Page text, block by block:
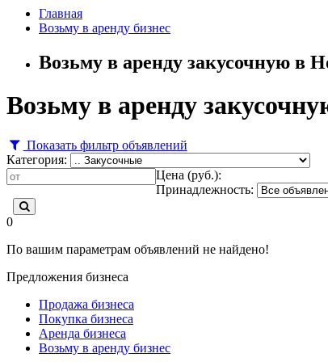
Главная
Возьму в аренду бизнес
Возьму в аренду закусочную в
Возьму в аренду
Показать фильтр объявлений
Категория:
Цена (руб.):
Принадлежность:
0
По вашим параметрам объявлений не найдено!
Предложения бизнеса
Продажа бизнеса
Покупка бизнеса
Аренда бизнеса
Возьму в аренду бизнес